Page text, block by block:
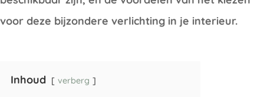
voor deze bijzondere verlichting in je interieur.
Inhoud verberg